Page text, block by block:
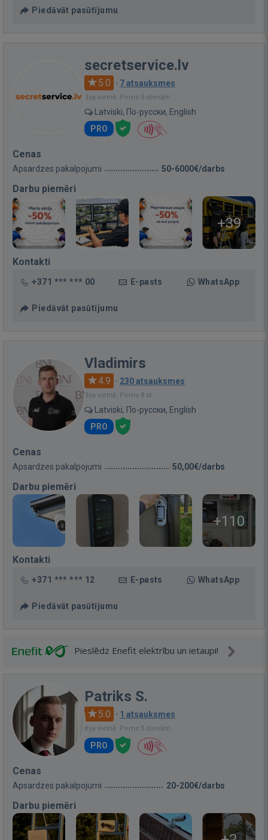
Piedāvāt pasūtījumu
secretservice.lv
5.0 · 7 atsauksmes
Bija vietnē: Pirms 5 dienām
Latviski, По-русски, English
PRO
Cenas
Apsardzes pakalpojumi 50-6000€/darbs
Darbu piemēri
+39
Kontakti
+371 *** *** 00 E-pasts WhatsApp
Piedāvāt pasūtījumu
Vladimirs
4.9 · 230 atsauksmes
Bija vietnē: Pirms 8 st.
Latviski, По-русски, English
PRO
Cenas
Apsardzes pakalpojumi 50,00€/darbs
Darbu piemēri
+110
Kontakti
+371 *** *** 12 E-pasts WhatsApp
Piedāvāt pasūtījumu
Pieslēdz Enefit elektrību un ietaupi!
Patriks S.
5.0 · 1 atsauksmes
Bija vietnē: Pirms 5 dienām
PRO
Cenas
Apsardzes pakalpojumi 20-200€/darbs
Darbu piemēri